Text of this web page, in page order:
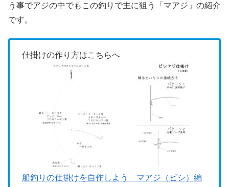
う事でアジの中でもこの釣りで主に狙う「マアジ」の紹介
です。
仕掛けの作り方はこちらへ
船釣りの仕掛けを自作しよう マアジ（ビシ）編